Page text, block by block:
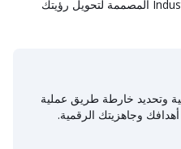
مجموعة متكاملة من خدمات Industry 4.0 المصممة لتحويل رؤيتك
وتحديد خارطة طريق عملية